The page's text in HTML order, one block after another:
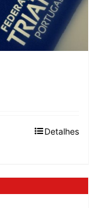
Detalhes